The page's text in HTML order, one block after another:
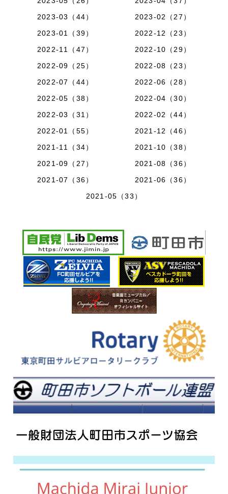
2023-03（44）
2023-02（27）
2023-01（39）
2022-12（23）
2022-11（47）
2022-10（29）
2022-09（25）
2022-08（23）
2022-07（44）
2022-06（28）
2022-05（38）
2022-04（30）
2022-03（31）
2022-02（44）
2022-01（55）
2021-12（46）
2021-11（34）
2021-10（38）
2021-09（27）
2021-08（36）
2021-07（36）
2021-06（36）
2021-05（33）